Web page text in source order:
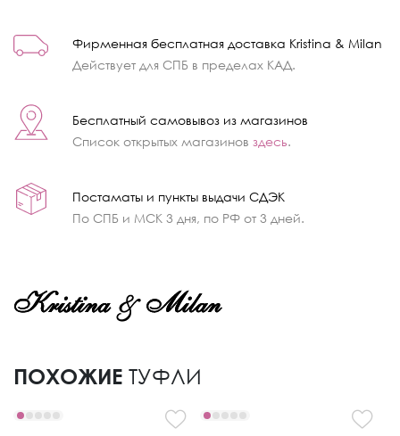
Фирменная бесплатная доставка Kristina & Milan
Действует для СПБ в пределах КАД.
Бесплатный самовывоз из магазинов
Список открытых магазинов здесь.
Постаматы и пункты выдачи СДЭК
По СПБ и МСК 3 дня, по РФ от 3 дней.
ПОХОЖИЕ ТУФЛИ